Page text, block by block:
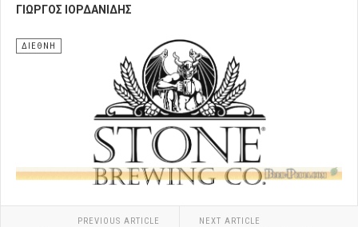
ΓΙΏΡΓΟΣ ΙΟΡΔΑΝΊΔΗΣ
ΔΙΕΘΝΗ
PREVIOUS ARTICLE NEXT ARTICLE